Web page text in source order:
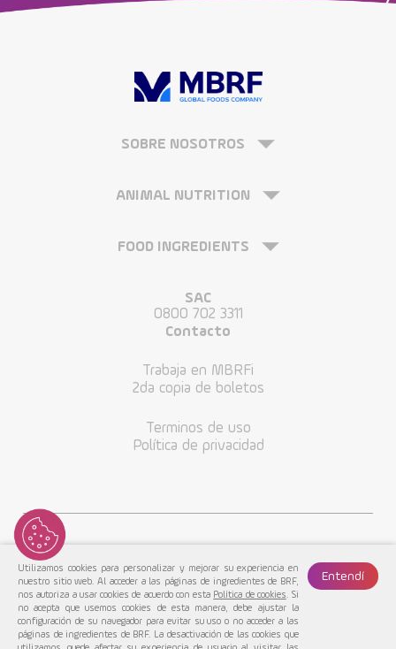
SOBRE NOSOTROS
ANIMAL NUTRITION
FOOD INGREDIENTS
SAC
0800 702 3311
Contacto
Trabaja en MBRFi
2da copia de boletos
Terminos de uso
Política de privacidad
MBRF© 2022. Todos los Derechos Reservados.
Utilizamos cookies para personalizar y mejorar su experiencia en
nuestro sitio web. Al acceder a las páginas de ingredientes de BRF,
nos autoriza a usar cookies de acuerdo con esta Política de cookies. Si
no acepta que usemos cookies de esta manera, debe ajustar la
configuración de su navegador para evitar su uso o no acceder a las
páginas de ingredientes de BRF. La desactivación de las cookies que
Entendí